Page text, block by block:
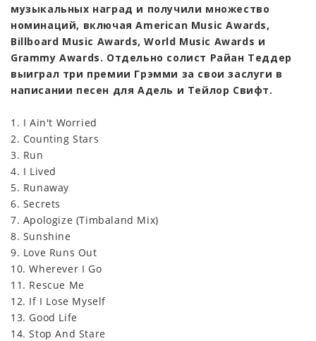
музыкальных наград и получили множество
номинаций, включая American Music Awards,
Billboard Music Awards, World Music Awards и
Grammy Awards. Отдельно солист Райан Теддер
выиграл три премии Грэмми за свои заслуги в
написании песен для Адель и Тейлор Свифт.
1. I Ain't Worried
2. Counting Stars
3. Run
4. I Lived
5. Runaway
6. Secrets
7. Apologize (Timbaland Mix)
8. Sunshine
9. Love Runs Out
10. Wherever I Go
11. Rescue Me
12. If I Lose Myself
13. Good Life
14. Stop And Stare